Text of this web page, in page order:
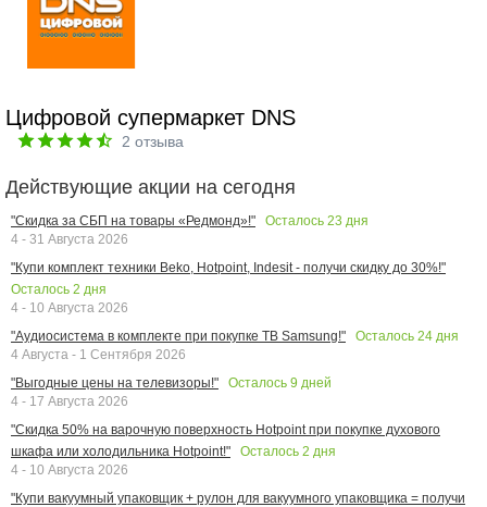
Цифровой супермаркет DNS
2 отзыва
Действующие акции на сегодня
"Скидка за СБП на товары «Редмонд»!" Осталось 23 дня
4 - 31 Августа 2026
"Купи комплект техники Beko, Hotpoint, Indesit - получи скидку до 30%!"
Осталось 2 дня
4 - 10 Августа 2026
"Аудиосистема в комплекте при покупке ТВ Samsung!"
Осталось 24 дня
4 Августа - 1 Сентября 2026
"Выгодные цены на телевизоры!"
Осталось 9 дней
4 - 17 Августа 2026
"Скидка 50% на варочную поверхность Hotpoint при покупке духового
шкафа или холодильника Hotpoint!"
Осталось 2 дня
4 - 10 Августа 2026
"Купи вакуумный упаковщик + рулон для вакуумного упаковщика = получи